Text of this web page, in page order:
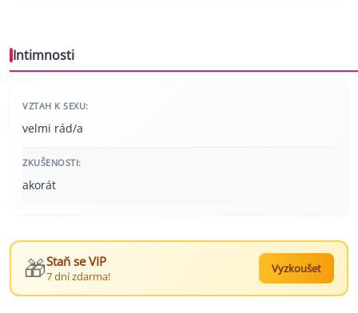
Intimnosti
VZTAH K SEXU:
velmi rád/a
ZKUŠENOSTI:
akorát
🎁Staň se VIP
7 dní zdarma!
Vyzkoušet